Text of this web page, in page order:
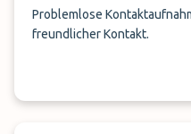
Problemlose
freundlicher Kontakt.